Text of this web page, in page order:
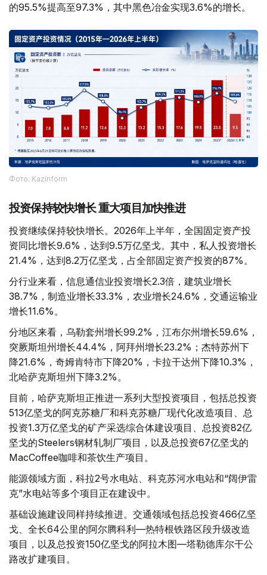
的95.5%提高至97.3%，其中黑色冶金实现3.6%的增长。
Фото: Kazinform
投资保持较快增长 重大项目加快推进
投资继续保持较快增长。2026年上半年，全国固定资产投
资同比增长9.6%，达到9.5万亿坚戈。其中，私人投资增长
21.4%，达到8.2万亿坚戈，占全部固定资产投资的87%。
分行业来看，信息通信业投资增长2.3倍，建筑业增长
38.7%，制造业增长33.3%，农业增长24.6%，交通运输业
增长11.6%。
分地区来看，乌勒套州增长99.2%，江布尔州增长59.6%，
突厥斯坦州增长44.4%，阿拜州增长23.2%；杰特苏州下
降21.6%，奇姆肯特市下降20%，卡拉干达州下降10.3%，
北哈萨克斯坦州下降3.2%。
目前，哈萨克斯坦正推进一系列大型投资项目，包括总投资
513亿坚戈的阿克苏糖厂和科克苏糖厂现代化改造项目、总
投资1.3万亿坚戈的矿产采选综合体建设项目、总投资82亿
坚戈的Steelers钢材轧制厂项目，以及总投资67亿坚戈的
MacCoffee咖啡和茶饮生产项目。
能源领域方面，科拉2号水电站、科克苏河水电站和“阔伊雷
克”水电站等多个项目正在建设中。
基础设施建设同样持续推进。交通领域包括总投资466亿坚
戈、全长64公里的阿尔腾科利—热特根铁路区段升级改造
项目，以及总投资150亿坚戈的阿拉木图—塔勒德库尔干公
路改扩建项目。